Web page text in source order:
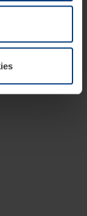
alle andere
Uw
uitleg van de